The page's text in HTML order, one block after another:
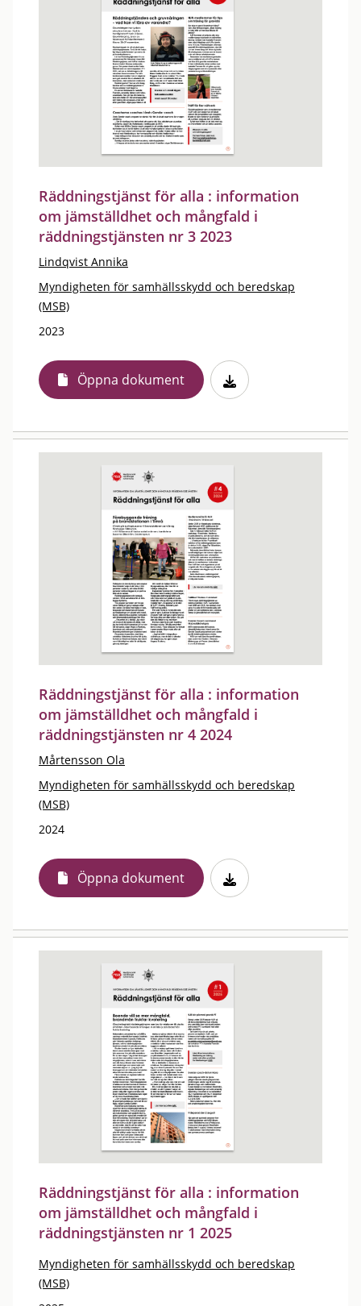
Räddningstjänst för alla : information
om jämställdhet och mångfald i
räddningstjänsten nr 3 2023
Lindqvist Annika
Myndigheten för samhällsskydd och beredskap
(MSB)
2023
Öppna dokument
Räddningstjänst för alla : information
om jämställdhet och mångfald i
räddningstjänsten nr 4 2024
Mårtensson Ola
Myndigheten för samhällsskydd och beredskap
(MSB)
2024
Öppna dokument
Räddningstjänst för alla : information
om jämställdhet och mångfald i
räddningstjänsten nr 1 2025
Myndigheten för samhällsskydd och beredskap
(MSB)